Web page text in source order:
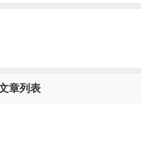
章列表